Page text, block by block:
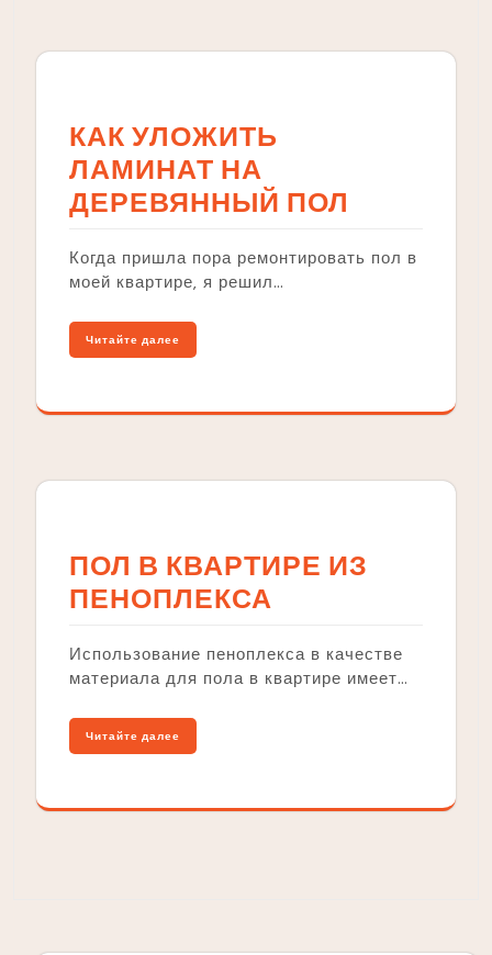
КАК УЛОЖИТЬ
ЛАМИНАТ НА
ДЕРЕВЯННЫЙ ПОЛ
Когда пришла пора ремонтировать пол в
моей квартире‚ я решил…
Читайте далее
ПОЛ В КВАРТИРЕ ИЗ
ПЕНОПЛЕКСА
Использование пеноплекса в качестве
материала для пола в квартире имеет…
Читайте далее